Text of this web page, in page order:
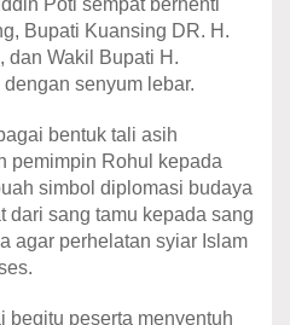
Poti sempat berhenti
Bupati Kuansing DR. H.
dan Wakil Bupati H.
senyum lebar.
bentuk tali asih
pemimpin Rohul kepada
simbol diplomasi budaya
dari sang tamu kepada sang
agar perhelatan syiar Islam
begitu peserta menyentuh